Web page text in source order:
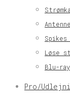
Løse
Blu-
Pro/